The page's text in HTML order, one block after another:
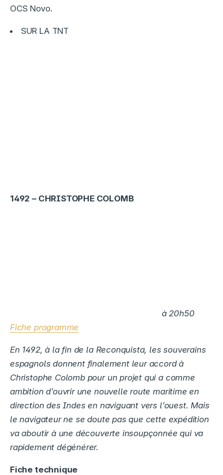
OCS Novo.
SUR LA TNT
1492 – CHRISTOPHE COLOMB
à 20h50
Fiche programme
En 1492, à la fin de la Reconquista, les souverains
espagnols donnent finalement leur accord à
Christophe Colomb pour un projet qui a comme
ambition d’ouvrir une nouvelle route maritime en
direction des Indes en naviguant vers l’ouest. Mais
le navigateur ne se doute pas que cette expédition
va aboutir à une découverte insoupçonnée qui va
rapidement dégénérer.
Fiche technique